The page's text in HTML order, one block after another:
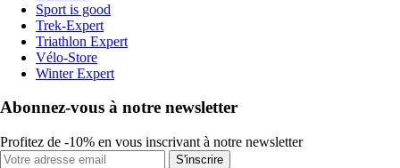
Sport is good
Trek-Expert
Triathlon Expert
Vélo-Store
Winter Expert
Abonnez-vous à notre newsletter
Profitez de -10% en vous inscrivant à notre newsletter
S'inscrire